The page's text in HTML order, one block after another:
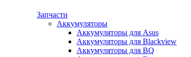
Запчасти
Аккумуляторы
Аккумуляторы для Asus
Аккумуляторы для Blackview
Аккумуляторы для BQ